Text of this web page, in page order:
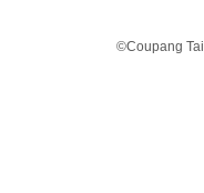
©Coupang